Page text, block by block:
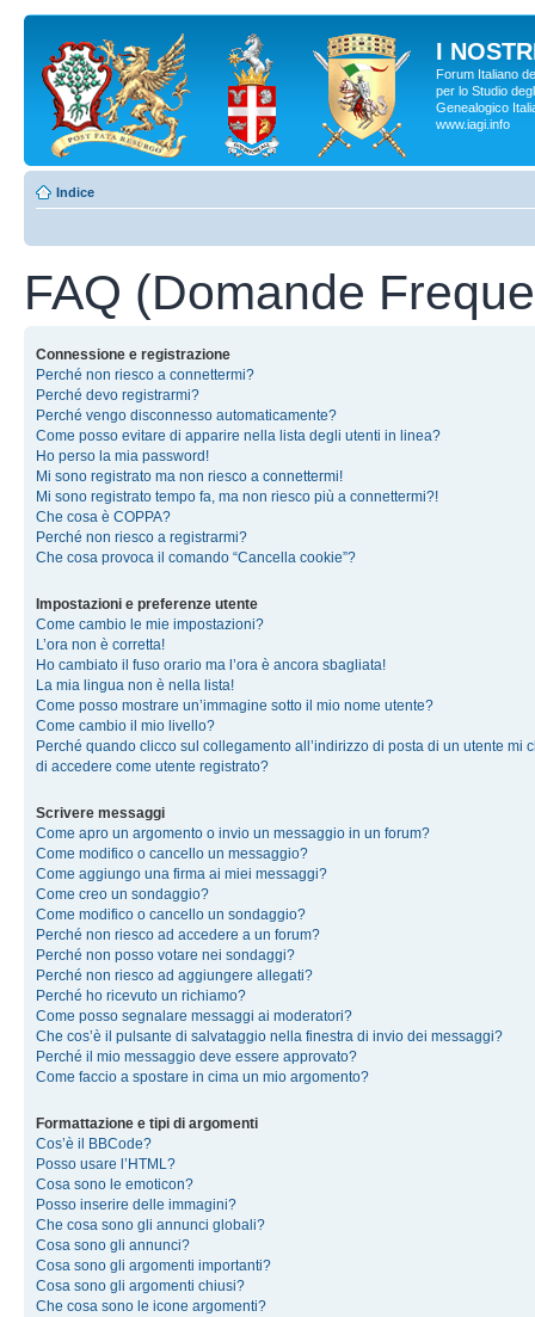
I
Forum Italiano
per lo Studio
Genealogico
www.iagi.info
Indice
FAQ (Domande
Connessione e registrazione
Perché non riesco a connettermi?
Perché devo registrarmi?
Perché vengo disconnesso automaticamente?
Come posso evitare di apparire nella lista degli utenti in linea?
Ho perso la mia password!
Mi sono registrato ma non riesco a connettermi!
Mi sono registrato tempo fa, ma non riesco più a connettermi?!
Che cosa è COPPA?
Perché non riesco a registrarmi?
Che cosa provoca il comando “Cancella cookie”?
Impostazioni e preferenze utente
Come cambio le mie impostazioni?
L’ora non è corretta!
Ho cambiato il fuso orario ma l’ora è ancora sbagliata!
La mia lingua non è nella lista!
Come posso mostrare un’immagine sotto il mio nome utente?
Come cambio il mio livello?
Perché quando clicco sul collegamento all’indirizzo di posta di un utente mi
di accedere come utente registrato?
Scrivere messaggi
Come apro un argomento o invio un messaggio in un forum?
Come modifico o cancello un messaggio?
Come aggiungo una firma ai miei messaggi?
Come creo un sondaggio?
Come modifico o cancello un sondaggio?
Perché non riesco ad accedere a un forum?
Perché non posso votare nei sondaggi?
Perché non riesco ad aggiungere allegati?
Perché ho ricevuto un richiamo?
Come posso segnalare messaggi ai moderatori?
Che cos’è il pulsante di salvataggio nella finestra di invio dei messaggi?
Perché il mio messaggio deve essere approvato?
Come faccio a spostare in cima un mio argomento?
Formattazione e tipi di argomenti
Cos’è il BBCode?
Posso usare l’HTML?
Cosa sono le emoticon?
Posso inserire delle immagini?
Che cosa sono gli annunci globali?
Cosa sono gli annunci?
Cosa sono gli argomenti importanti?
Cosa sono gli argomenti chiusi?
Che cosa sono le icone argomenti?